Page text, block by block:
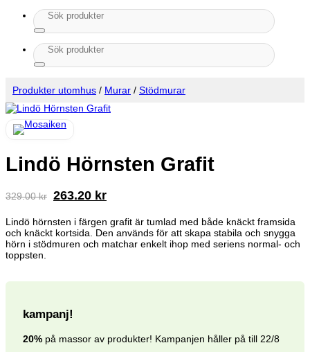
Sök
efter:
Sök
efter:
Produkter utomhus / Murar / Stödmurar
Lindö Hörnsten Grafit
329.00kr Det
priset
var:
329.00 kr.
263.20 krDet
priset
är:
263.20 kr.
Lindö hörnsten i färgen grafit är tumlad med både knäckt framsida
och knäckt kortsida. Den används för att skapa stabila och snygga
hörn i stödmuren och matchar enkelt ihop med seriens normal- och
toppsten.
kampanj!
20% på massor av produkter! Kampanjen håller på till 22/8